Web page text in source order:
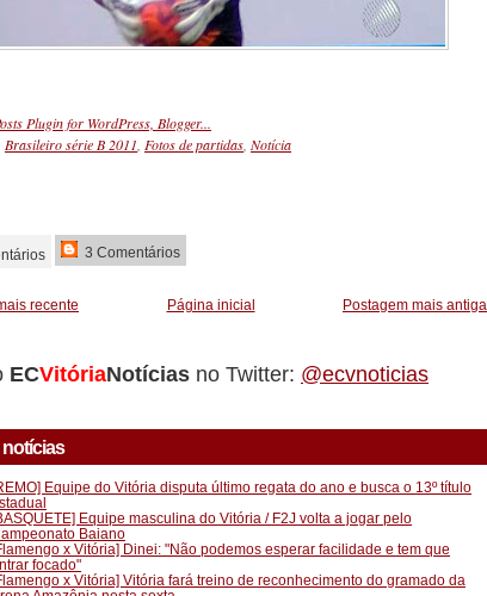
Brasileiro série B 2011, Fotos de partidas, Notícia
3 Comentários
recente Postagem mais antiga
Página inicial
ECVitóriaNotícias no Twitter: @ecvnoticias
Equipe do Vitória disputa último regata do ano e busca o 13º título
Equipe masculina do Vitória / F2J volta a jogar pelo
Baiano
x Vitória] Dinei: "Não podemos esperar facilidade e tem que
focado"
x Vitória] Vitória fará treino de reconhecimento do gramado da